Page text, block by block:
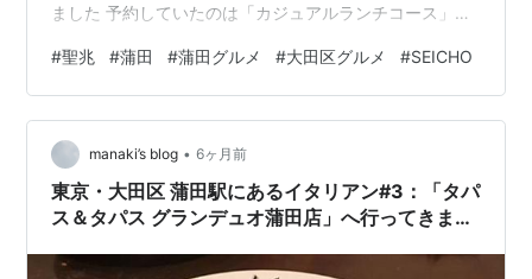
ました 予約していたのは「カジュアルランチコース」で
方に言われ、とても驚きました お客さま情報をちゃんと
記録されているのですね すごいな 早速、1品目が運ばれ
てきました 「冬瓜・干し貝柱・白舞茸と とうきびの蒸し
スープ」です 干し貝柱のお出汁をたっぷりと感じる 上品
なお味のスープでしたよ 冬瓜にお出汁が染み染みで美味
しいです …
#聖兆 #蒲田 #蒲田グルメ #大田区グルメ #SEICHO
manaki’s blog • 6ヶ月前
東京・大田区 蒲田駅にあるイタリアン#3：「タパ
ス＆タパス グランデュオ蒲田店」へ行ってきまし